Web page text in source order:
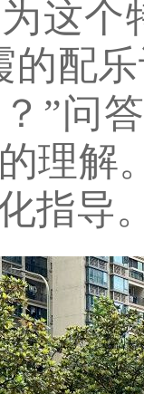
这个
的配
”问
理解
指导